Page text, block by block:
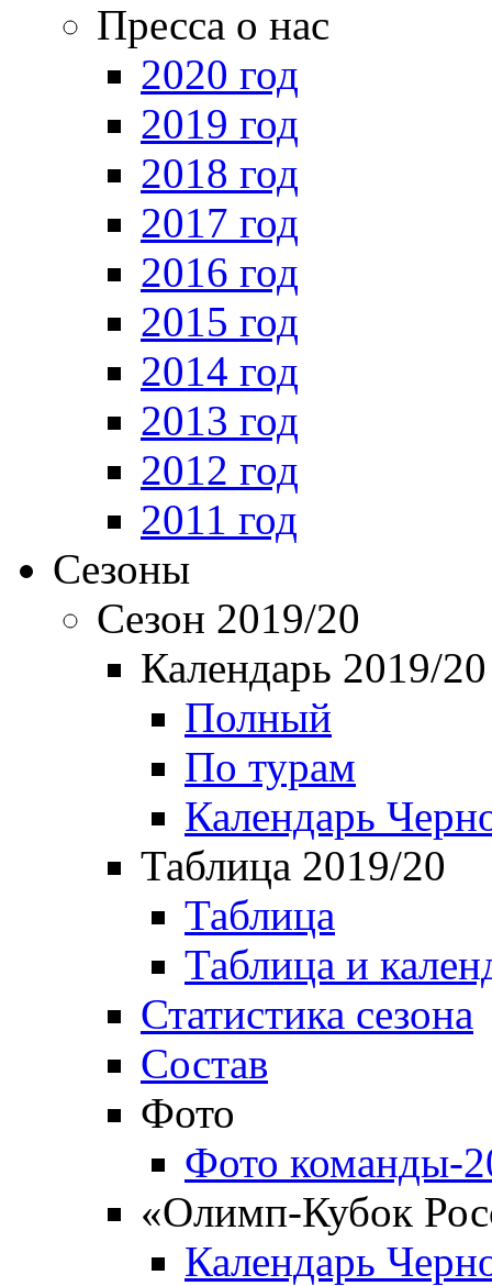
Пресса о нас
2020 год
2019 год
2018 год
2017 год
2016 год
2015 год
2014 год
2013 год
2012 год
2011 год
Сезоны
Сезон 2019/20
Календарь 2019/20
Полный
По турам
Календарь
Таблица 2019/20
Таблица
Таблица и
Статистика сезона
Состав
Фото
Фото команды-
«Олимп-Кубок
Календарь